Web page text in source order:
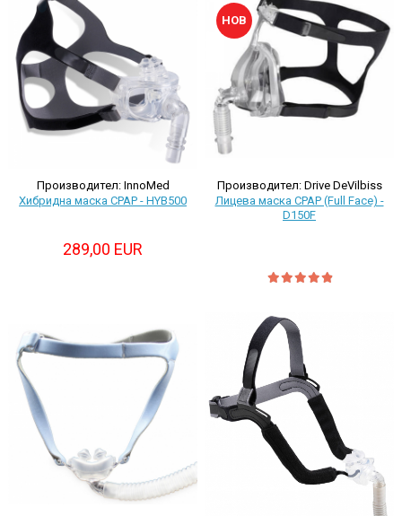
Производител: InnoMed
Хибриднa маскa CPAP - HYB500
289,00 EUR
НОВ
Производител: Drive DeVilbiss
Лицева маска CPAP (Full Face) -
D150F